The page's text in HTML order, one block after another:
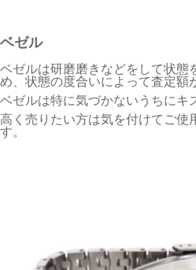
ベゼル
ベゼルは研磨磨きなどをして状態
め、状態の度合いによって査定額
ベゼルは特に気づかないうちにキ
高く売りたい方は気を付けてご使
す。